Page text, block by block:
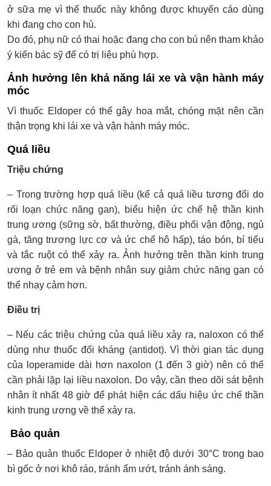
ở sữa mẹ vì thế thuốc này không được khuyến cáo dùng
khi đang cho con hù.
Do đó, phụ nữ có thai hoặc đang cho con bú nên tham khảo
ý kiến bác sỹ để có trị liệu phù hợp.
Ảnh hưởng lên khả năng lái xe và vận hành máy
móc
Vì thuốc Eldoper có thể gây hoa mắt, chóng mặt nên cần
thận trọng khi lái xe và vận hành máy móc.
Quá liều
Triệu chứng
– Trong trường hợp quá liều (kể cả quá liều tương đối do
rối loạn chức năng gan), biểu hiện ức chế hệ thần kinh
trung ương (sững sờ, bất thường, điều phối vận động, ngủ
gà, tăng trương lực cơ và ức chế hô hấp), táo bón, bí tiểu
và tắc ruột có thể xảy ra. Ảnh hưởng trên thần kinh trung
ương ở trẻ em và bệnh nhân suy giảm chức năng gan có
thể nhạy cảm hơn.
Điều trị
– Nếu các triệu chứng của quá liều xảy ra, naloxon có thể
dùng như thuốc đối kháng (antidot). Vì thời gian tác dụng
của loperamide dài hơn naxolon (1 đến 3 giờ) nên có thể
cần phải lặp lại liều naxolon. Do vậy, cần theo dõi sát bệnh
nhân ít nhất 48 giờ để phát hiện các dấu hiệu ức chế thần
kinh trung ương về thể xảy ra.
Bảo quản
– Bảo quản thuốc Eldoper ở nhiệt độ dưới 30°C trong bao
bì gốc ở nơi khô ráo, tránh ẩm ướt, tránh ánh sáng.